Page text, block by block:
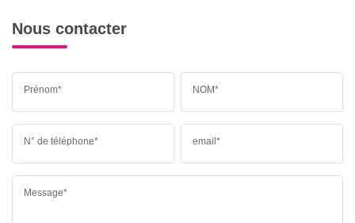
Nous contacter
Prénom* NOM*
N° de téléphone* email*
Message*